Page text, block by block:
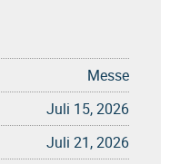
Messe
Juli 15, 2026
Juli 21, 2026